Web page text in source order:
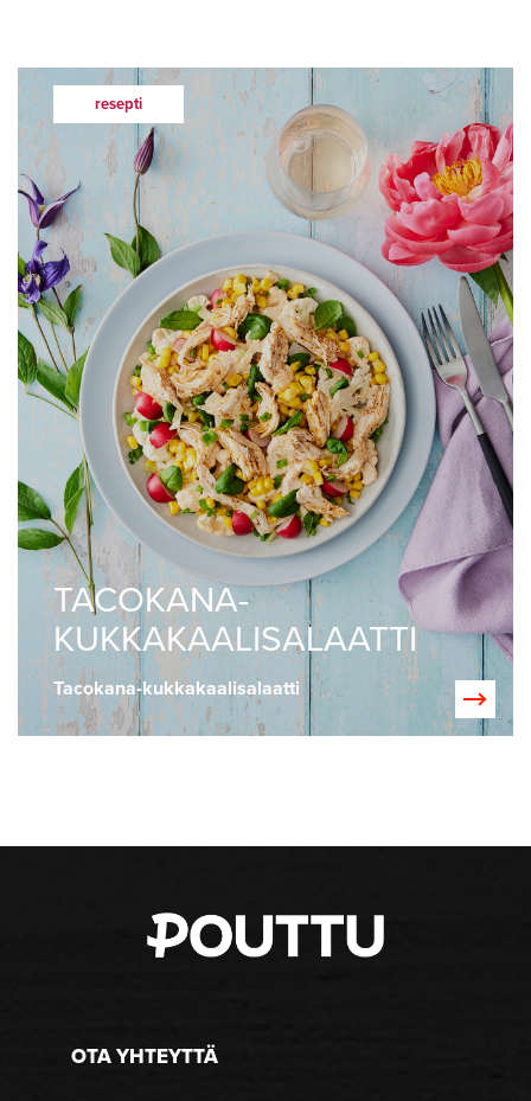
resepti
TACOKANA-
KUKKAKAALISALAATTI
Tacokana-kukkakaalisalaatti
OTA YHTEYTTÄ